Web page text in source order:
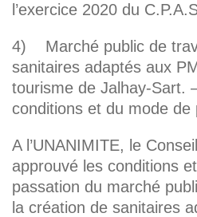
l’exercice 2020 du
4) Marché public de
sanitaires adaptés aux
tourisme de Jalhay-Sart.
conditions et du mode de
A l’UNANIMITE, le
approuvé les conditions
passation du marché
la création de sanitaires